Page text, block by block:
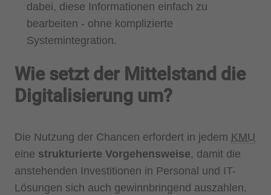
dabei, diese Informationen einfach zu
bearbeiten - ohne komplizierte
Systemintegration.
Wie setzt der Mittelstand die
Digitalisierung um?
Die Nutzung der Chancen erfordert in jedem KMU
eine strukturierte Vorgehensweise, damit die
anstehenden Investitionen in Personal und IT-
Lösungen sich auch gewinnbringend auszahlen.